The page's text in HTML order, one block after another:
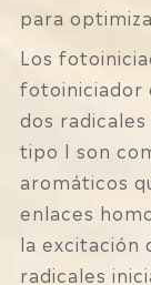
para
Los
fotoiniciador
dos
tipo I son
aromáticos
enlaces
la excitación
radicales